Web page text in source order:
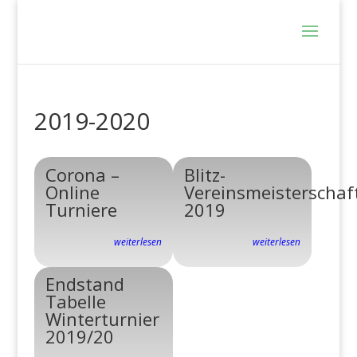
2019-2020
Corona –
Online
Turniere
weiterlesen
Blitz-
2019
weiterlesen
Endstand
Tabelle
Winterturnier
2019/20